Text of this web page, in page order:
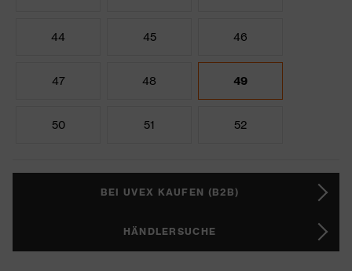
44 45 46
47 48 49
50 51 52
BEI UVEX KAUFEN (B2B)
HÄNDLERSUCHE